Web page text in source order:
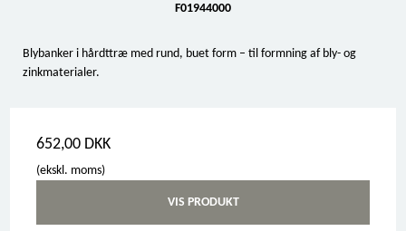
F01944000
Blybanker i hårdttræ med rund, buet form – til formning af bly- og
zinkmaterialer.
652,00 DKK
(ekskl. moms)
VIS PRODUKT